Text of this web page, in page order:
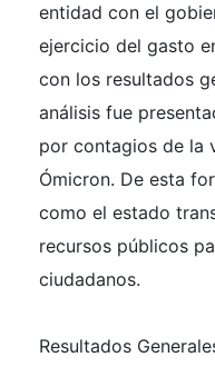
entidad con el
ejercicio del gasto
con los resultados
análisis fue
por contagios de la
Ómicron. De esta
como el estado
recursos públicos
ciudadanos.
Resultados